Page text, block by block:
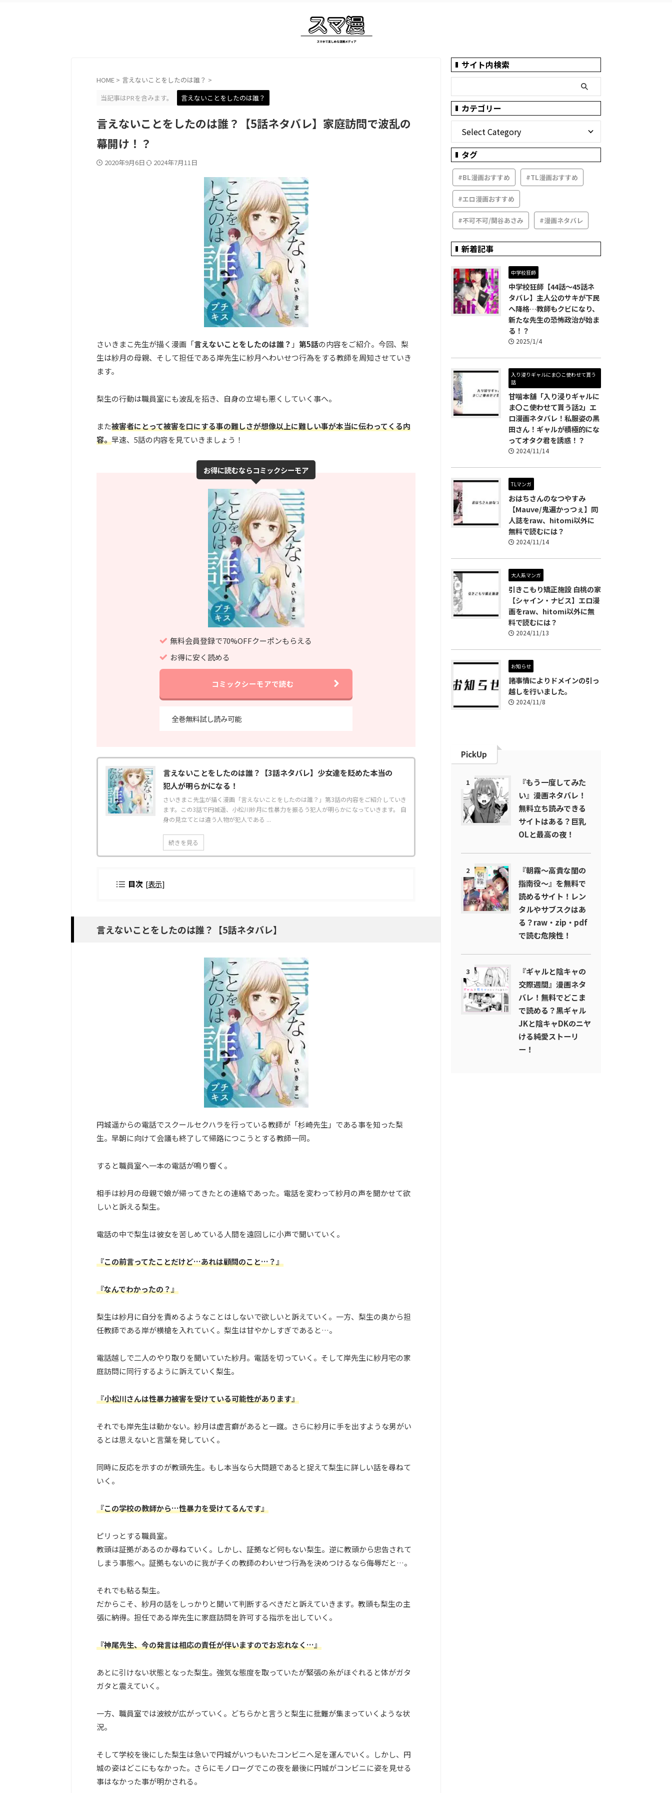
HOME > 言えないことをしたのは誰？ >
当記事はPRを含みます。
言えないことをしたのは誰？
言えないことをしたのは誰？【5話ネタバレ】家庭訪問で波乱の
幕開け！？
2020年9月6日 2024年7月11日
さいきまこ先生が描く漫画「言えないことをしたのは誰？ 」 第5話の内容をご紹介。今回、梨
生は紗月の母親、そして担任である岸先生に紗月へわいせつ行為をする教師を周知させていき
ます。
梨生の行動は職員室にも波乱を招き、自身の立場も悪くしていく事へ。
また被害者にとって被害を口にする事の難しさが想像以上に難しい事が本当に伝わってくる内
容。早速、5話の内容を見ていきましょう！
お得に読むならコミックシーモア
無料会員登録で70%OFFクーポンもらえる
お得に安く読める
コミックシーモアで読む
全巻無料試し読み可能
言えないことをしたのは誰？【3話ネタバレ】少女達を貶めた本当の
犯人が明らかになる！
さいきまこ先生が描く漫画「言えないことをしたのは誰？」第3話の内容をご紹介していき
ます。この3話で円城遥、小松川紗月に性暴力を振るう犯人が明らかになっていきます。 自
身の見立てとは違う人物が犯人である ...
続きを見る
目次 [表示]
言えないことをしたのは誰？【5話ネタバレ】
円城遥からの電話でスクールセクハラを行っている教師が「杉崎先生」である事を知った梨
生。早朝に向けて会議も終了して帰路につこうとする教師一同。
すると職員室へ一本の電話が鳴り響く。
相手は紗月の母親で娘が帰ってきたとの連絡であった。電話を変わって紗月の声を聞かせて欲
しいと訴える梨生。
電話の中で梨生は彼女を苦しめている人間を遠回しに小声で聞いていく。
『この前言ってたことだけど…あれは顧問のこと…？』
『なんでわかったの？』
梨生は紗月に自分を責めるようなことはしないで欲しいと訴えていく。一方、梨生の奥から担
任教師である岸が横槍を入れていく。梨生は甘やかしすぎであると…。
電話越しで二人のやり取りを聞いていた紗月。電話を切っていく。そして岸先生に紗月宅の家
庭訪問に同行するように訴えていく梨生。
『小松川さんは性暴力被害を受けている可能性があります』
それでも岸先生は動かない。紗月は虚言癖があると一蹴。さらに紗月に手を出すような男がい
るとは思えないと言葉を発していく。
同時に反応を示すのが教頭先生。もし本当なら大問題であると捉えて梨生に詳しい話を尋ねて
いく。
『この学校の教師から…性暴力を受けてるんです』
ピリっとする職員室。
教頭は証拠があるのか尋ねていく。しかし、証拠など何もない梨生。逆に教頭から忠告されて
しまう事態へ。証拠もないのに我が子くの教師のわいせつ行為を決めつけるなら侮辱だと…。
それでも粘る梨生。
だからこそ、紗月の話をしっかりと聞いて判断するべきだと訴えていきます。教頭も梨生の主
張に納得。担任である岸先生に家庭訪問を許可する指示を出していく。
『神尾先生、今の発言は相応の責任が伴いますのでお忘れなく…』
あとに引けない状態となった梨生。強気な態度を取っていたが緊張の糸がほぐれると体がガタ
ガタと震えていく。
一方、職員室では波紋が広がっていく。どちらかと言うと梨生に批難が集まっていくような状
況。
そして学校を後にした梨生は急いで円城がいつもいたコンビニへ足を運んでいく。しかし、円
城の姿はどこにもなかった。さらにモノローグでこの夜を最後に円城がコンビニに姿を見せる
事はなかった事が明かされる。
サイト内検索
カテゴリー
タグ
#BL漫画おすすめ #TL漫画おすすめ
#エロ漫画おすすめ
#不可不可/関谷あさみ #漫画ネタバレ
新着記事
中学校狂師
中学校狂師【44話～45話ネ
タバレ】主人公のサキが下民
へ降格…教師もクビになり、
新たな先生の恐怖政治が始ま
る！？
2025/1/4
入り浸りギャルにま〇こ使わせて貰う
話
甘噛本舗「入り浸りギャルに
ま〇こ使わせて貰う話2」エ
ロ漫画ネタバレ！私服姿の黒
田さん！ギャルが積極的にな
ってオタク君を誘惑！？
2024/11/14
TLマンガ
おはちさんのなつやすみ
【Mauve/鬼遍かっつぇ】同
人誌をraw、hitomi以外に
無料で読むには？
2024/11/14
大人系マンガ
引きこもり矯正施設 白桃の家
【シャイン・ナビス】エロ漫
画をraw、hitomi以外に無
料で読むには？
2024/11/13
お知らせ
諸事情によりドメインの引っ
越しを行いました。
2024/11/8
PickUp
1
『もう一度してみた
い』漫画ネタバレ！
無料立ち読みできる
サイトはある？巨乳
OLと最高の夜！
2
『朝霧～高貴な閨の
指南役～』を無料で
読めるサイト！レン
タルやサブスクはあ
る？raw・zip・pdf
で読む危険性！
3
『ギャルと陰キャの
交際週間』漫画ネタ
バレ！無料でどこま
で読める？黒ギャル
JKと陰キャDKのニヤ
ける純愛ストーリ
ー！